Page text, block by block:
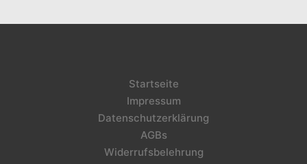
Startseite
Impressum
Datenschutzerklärung
AGBs
Widerrufsbelehrung